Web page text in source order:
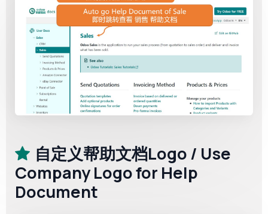
自定义帮助文档Logo / Use
Company Logo for Help
Document